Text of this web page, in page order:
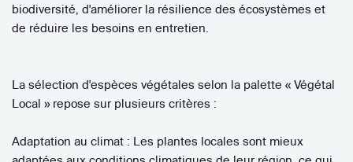
biodiversité, d'améliorer la résilience des écosystèmes et
de réduire les besoins en entretien.
La sélection d'espèces végétales selon la palette « Végétal
Local » repose sur plusieurs critères :
Adaptation au climat : Les plantes locales sont mieux